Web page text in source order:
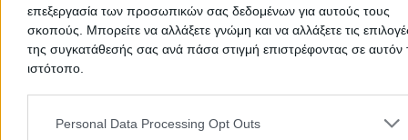
επεξεργασία των προσωπικών σας δεδομένων για αυτούς τους
σκοπούς. Μπορείτε να αλλάξετε γνώμη και να αλλάξετε τις
της συγκατάθεσής σας ανά πάσα στιγμή επιστρέφοντας σε αυτόν
ιστότοπο.
Please note that this website/app uses one or more Google
and may gather and store information including but not limited to
Personal Data Processing Opt Outs
Όπλα Κυνηγιού Είδη Δωδεκανήσων
Όπλα Κυνηγιού Είδη
> Νομός ΔΩΔΕΚΑΝΗΣΩΝ > Ρόδος >
Ελεύθερος Χρόνος -